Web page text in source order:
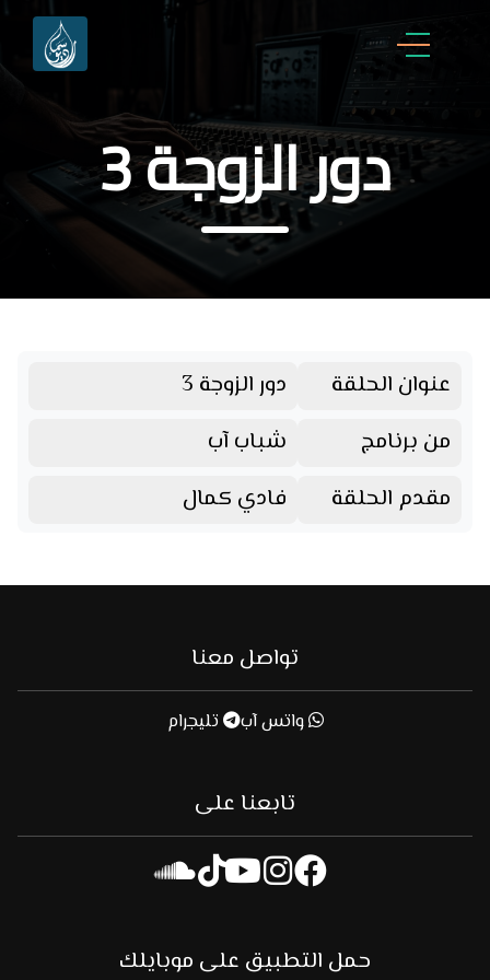
دور الزوجة 3
عنوان الحلقة
دور الزوجة 3
من برنامج
شباب آب
مقدم الحلقة
فادي كمال
تواصل معنا
واتس آب تليجرام
تابعنا على
حمل التطبيق على موبايلك